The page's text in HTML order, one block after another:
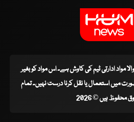
مواد ادارتی ٹیم کی کاوش ہے۔ اس مواد کو بغیر
میں استعمال یا نقل کرنا درست نہیں۔ تمام
محفوظ ہیں © 2026